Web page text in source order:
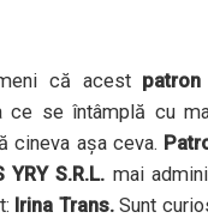
că acest
ce se întâmplă cu
cineva așa ceva.
YRY S.R.L. mai
Irina Trans.Sunt